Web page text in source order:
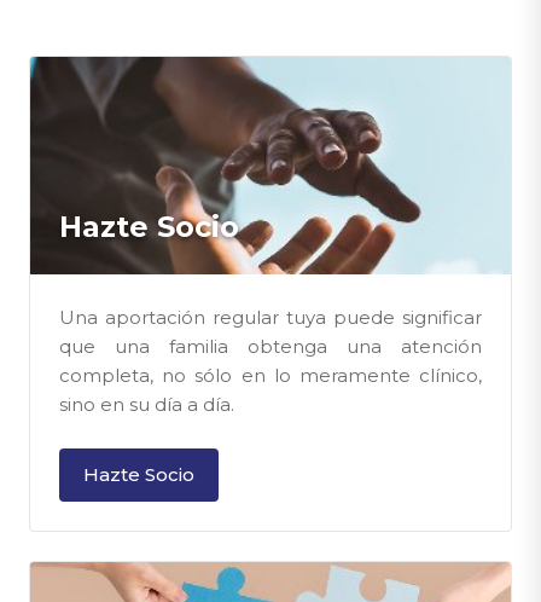
Hazte Socio
Una aportación regular tuya puede significar
que una familia obtenga una atención
completa, no sólo en lo meramente clínico,
sino en su día a día.
Hazte Socio